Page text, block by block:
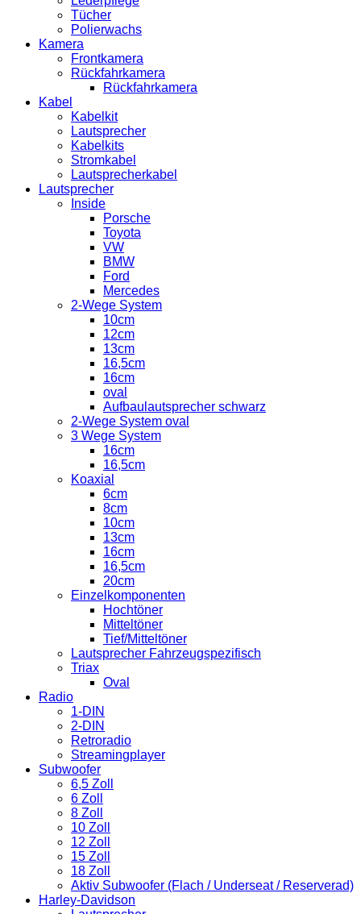
Tücher
Polierwachs
Kamera
Frontkamera
Rückfahrkamera
Rückfahrkamera
Kabel
Kabelkit
Lautsprecher
Kabelkits
Stromkabel
Lautsprecherkabel
Lautsprecher
Inside
Porsche
Toyota
VW
BMW
Ford
Mercedes
2-Wege System
10cm
12cm
13cm
16,5cm
16cm
oval
Aufbaulautsprecher schwarz
2-Wege System oval
3 Wege System
16cm
16,5cm
Koaxial
6cm
8cm
10cm
13cm
16cm
16,5cm
20cm
Einzelkomponenten
Hochtöner
Mitteltöner
Tief/Mitteltöner
Lautsprecher Fahrzeugspezifisch
Triax
Oval
Radio
1-DIN
2-DIN
Retroradio
Streamingplayer
Subwoofer
6,5 Zoll
6 Zoll
8 Zoll
10 Zoll
12 Zoll
15 Zoll
18 Zoll
Aktiv Subwoofer (Flach / Underseat / Reserverad)
Harley-Davidson